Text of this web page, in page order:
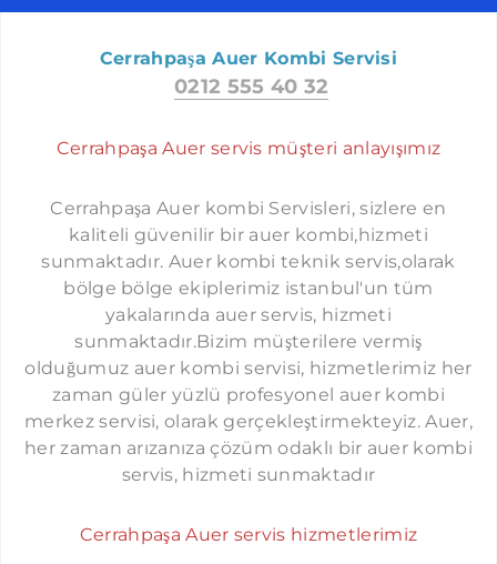
Cerrahpaşa Auer Kombi Servisi
0212 555 40 32
Cerrahpaşa Auer servis müşteri anlayışımız
Cerrahpaşa Auer kombi Servisleri, sizlere en
kaliteli güvenilir bir auer kombi,hizmeti
sunmaktadır. Auer kombi teknik servis,olarak
bölge bölge ekiplerimiz istanbul'un tüm
yakalarında auer servis, hizmeti
sunmaktadır.Bizim müşterilere vermiş
olduğumuz auer kombi servisi, hizmetlerimiz her
zaman güler yüzlü profesyonel auer kombi
merkez servisi, olarak gerçekleştirmekteyiz. Auer,
her zaman arızanıza çözüm odaklı bir auer kombi
servis, hizmeti sunmaktadır
Cerrahpaşa Auer servis hizmetlerimiz
PENDIK AUER SERVISI
MALTEPE AUER SERVISI
ÜSKÜDAR AUER SERVISI
KARTAL AUER SERVISI
SANCAKTEPE AUER SERVISI
ATAŞEHIR AUER SERVISI
SULTANBEYLI AUER SERVISI
TUZLA AUER SERVISI
ÇEKMEKÖY AUER SERVISI
BEYOĞLU AUER SERVISI
KOMBI SERVISI İSTANBUL
PROTHERM SERVISI İSTANBUL
LAMBERT SERVISI İSTANBUL
TERMOSTAR SERVISI İSTANBUL
DEMIRDÖKÜM SERVISI İSTANBUL
FERROLI SERVISI İSTANBUL
AIRFEL SERVISI İSTANBUL
FALKE SERVISI İSTANBUL